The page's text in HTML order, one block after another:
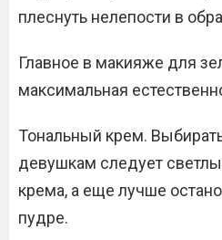
плеснуть нелепости в
Главное в макияже для
максимальная
Тональный крем.
девушкам следует
крема, а еще лучше
пудре.